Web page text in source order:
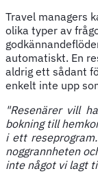
Travel managers
olika typer av
automatiskt. En
aldrig ett sådant
enkelt inte upp
"Resenärer vill
bokning till
i ett
noggrannheten
inte något vi lagt